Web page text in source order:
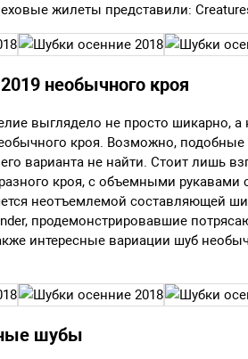
жилеты представили:
необычного кроя
выглядело не просто шикарно,
кроя. Возможно,
варианта не найти. Стоит лишь
кроя, с объемными
неотъемлемой составляющей
продемонстрировавшие
интересные вариации шуб
шубы